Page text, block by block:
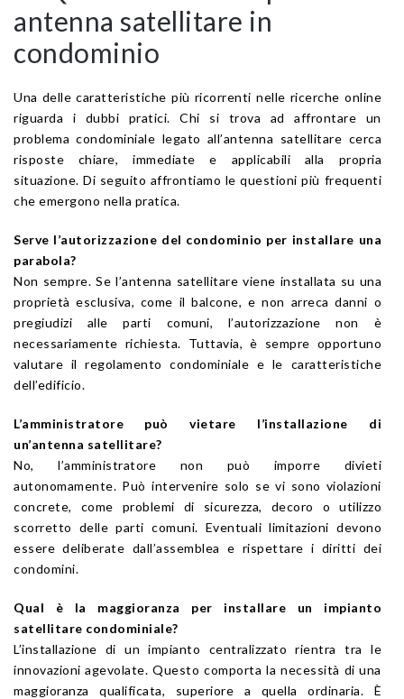
antenna satellitare in
condominio
Una delle caratteristiche più ricorrenti nelle ricerche online
riguarda i dubbi pratici. Chi si trova ad affrontare un
problema condominiale legato all’antenna satellitare cerca
risposte chiare, immediate e applicabili alla propria
situazione. Di seguito affrontiamo le questioni più frequenti
che emergono nella pratica.
Serve l’autorizzazione del condominio per installare una
parabola?
Non sempre. Se l’antenna satellitare viene installata su una
proprietà esclusiva, come il balcone, e non arreca danni o
pregiudizi alle parti comuni, l’autorizzazione non è
necessariamente richiesta. Tuttavia, è sempre opportuno
valutare il regolamento condominiale e le caratteristiche
dell’edificio.
L’amministratore può vietare l’installazione di
un’antenna satellitare?
No, l’amministratore non può imporre divieti
autonomamente. Può intervenire solo se vi sono violazioni
concrete, come problemi di sicurezza, decoro o utilizzo
scorretto delle parti comuni. Eventuali limitazioni devono
essere deliberate dall’assemblea e rispettare i diritti dei
condomini.
Qual è la maggioranza per installare un impianto
satellitare condominiale?
L’installazione di un impianto centralizzato rientra tra le
innovazioni agevolate. Questo comporta la necessità di una
maggioranza qualificata, superiore a quella ordinaria. È